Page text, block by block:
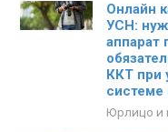
Онлайн
УСН:
аппарат
ККТ при
системе
Юрлицо и